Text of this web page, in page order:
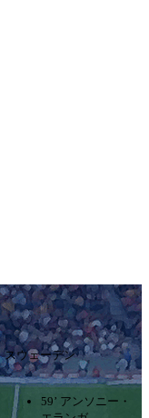
スウェーデン
59’ アンソニー・